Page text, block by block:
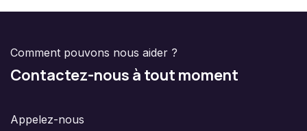
Comment pouvons nous aider ?
Contactez-nous à tout moment
Appelez-nous